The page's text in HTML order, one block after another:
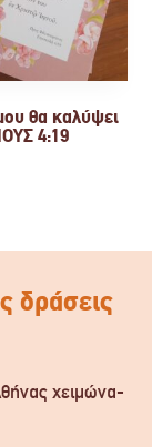
θα καλύψει
4:19
δράσεις
χειμώνα-